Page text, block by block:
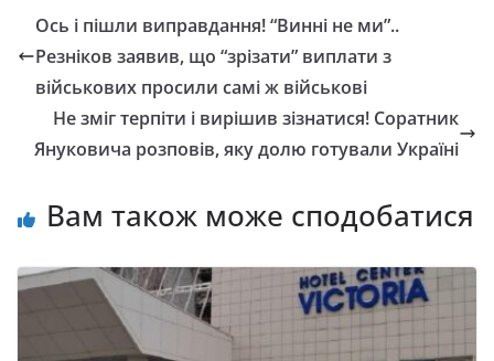
Ось і пішли виправдання! “Винні не ми”..
Резніков заявив, що “зрізати” виплати з
військових просили самі ж військові
Не зміг терпіти і вирішив зізнатися! Соратник
Януковича розповів, яку долю готували Україні
Вам також може сподобатися